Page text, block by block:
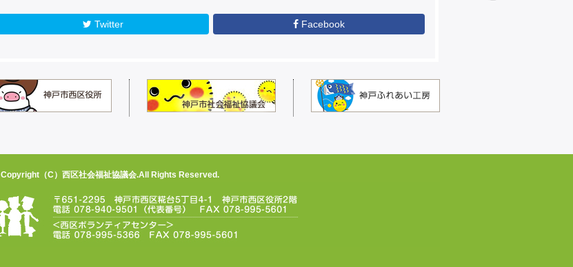
Twitter Facebook
Copyright（C）西区社会福祉協議会.All Rights Reserved.